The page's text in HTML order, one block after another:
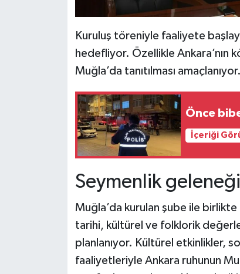
Kuruluş töreniyle faaliyete
hedefliyor. Özellikle Ankara’nın
Muğla’da tanıtılması amaçlanıyor.
Önce
İçeriği
Seymenlik
Muğla’da kurulan şube ile
tarihi, kültürel ve folklorik
planlanıyor. Kültürel etkinlikler,
faaliyetleriyle Ankara ruhunun